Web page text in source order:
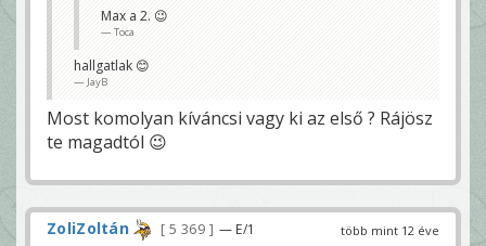
ilyenkor látszik, hogy áron a liga legjobb játékosa
Max a 2. 😉
Toca
hallgatlak 😊
JayB
Most komolyan kíváncsi vagy ki az első ? Rájösz
te magadtól 😉
több mint 12 éve
ZoliZoltán 5 369 — E/1